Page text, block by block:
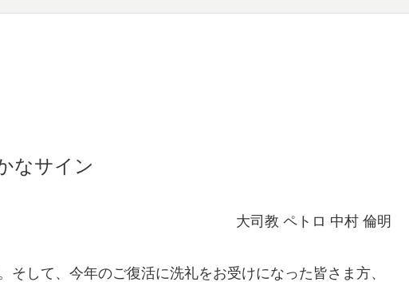
なサイン
大司教 ペトロ 中村 倫明
して、今年のご復活に洗礼をお受けになった皆さま方、